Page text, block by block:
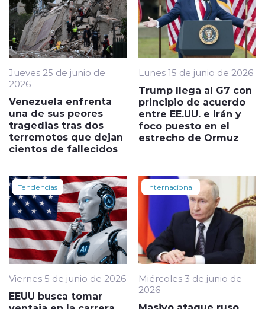
Jueves 25 de junio de
2026
Venezuela enfrenta
una de sus peores
tragedias tras dos
terremotos que dejan
cientos de fallecidos
Lunes 15 de junio de 2026
Trump llega al G7 con
principio de acuerdo
entre EE.UU. e Irán y
foco puesto en el
estrecho de Ormuz
Tendencias
Viernes 5 de junio de 2026
EEUU busca tomar
Internacional
Miércoles 3 de junio de
2026